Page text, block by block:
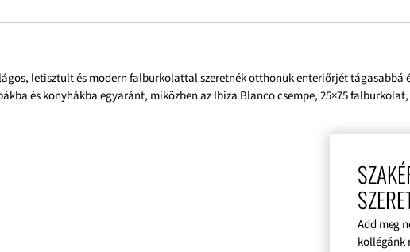
letisztult és modern falburkolattal szeretnék otthonuk enteriőrjét tágasabbá
és konyhákba egyaránt, miközben az Ibiza Blanco csempe, 25×75
Add meg
kollégánk